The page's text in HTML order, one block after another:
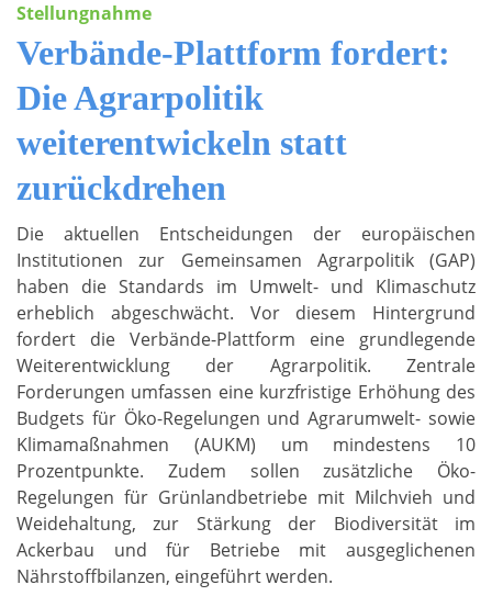
Stellungnahme
Verbände-Plattform fordert:
Die Agrarpolitik
weiterentwickeln statt
zurückdrehen
Die aktuellen Entscheidungen der europäischen
Institutionen zur Gemeinsamen Agrarpolitik (GAP)
haben die Standards im Umwelt- und Klimaschutz
erheblich abgeschwächt. Vor diesem Hintergrund
fordert die Verbände-Plattform eine grundlegende
Weiterentwicklung der Agrarpolitik. Zentrale
Forderungen umfassen eine kurzfristige Erhöhung des
Budgets für Öko-Regelungen und Agrarumwelt- sowie
Klimamaßnahmen (AUKM) um mindestens 10
Prozentpunkte. Zudem sollen zusätzliche Öko-
Regelungen für Grünlandbetriebe mit Milchvieh und
Weidehaltung, zur Stärkung der Biodiversität im
Ackerbau und für Betriebe mit ausgeglichenen
Nährstoffbilanzen, eingeführt werden.